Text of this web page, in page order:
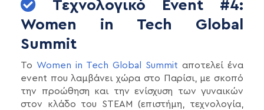
Τεχνολογικό Event #4:
Women in Tech Global
Summit
Το Women in Tech Global Summit αποτελεί ένα
event που λαμβάνει χώρα στο Παρίσι, με σκοπό
την προώθηση και την ενίσχυση των γυναικών
στον κλάδο του STEAM (επιστήμη, τεχνολογία,